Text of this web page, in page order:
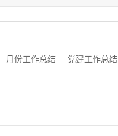
月份工作总结 党建工作总结